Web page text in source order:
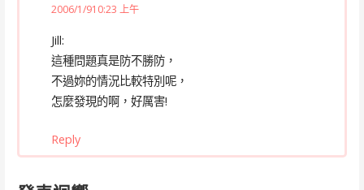
2006/1/910:23 上午
Jill:
這種問題真是防不勝防，
不過妳的情況比較特別呢，
怎麼發現的啊，好厲害!
Reply